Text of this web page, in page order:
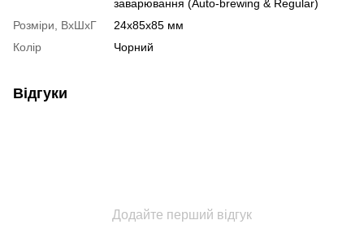
заварювання (Auto-brewing & Regular)
Розміри, ВхШхГ
24x85x85 мм
Колір
Чорний
Відгуки
Додайте перший відгук